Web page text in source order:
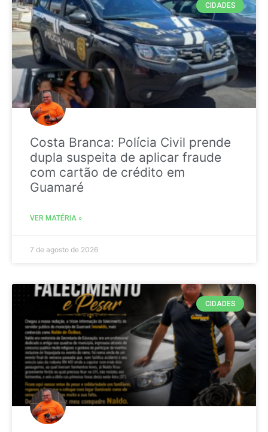
CIDADES
Costa Branca: Polícia Civil prende
dupla suspeita de aplicar fraude
com cartão de crédito em
Guamaré
VER MATÉRIA »
7 de agosto de 2026
CIDADES